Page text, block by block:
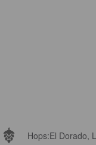
Hops:El Dorado,